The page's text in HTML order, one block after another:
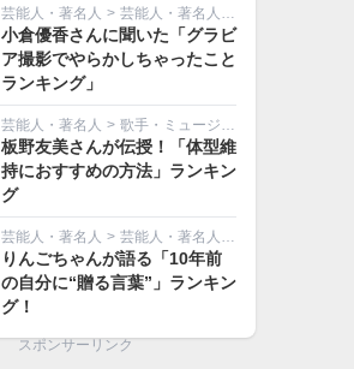
芸能人・著名人 > 芸能人・著名人その他
小倉優香さんに聞いた「グラビ
ア撮影でやらかしちゃったこと
ランキング」
芸能人・著名人 > 歌手・ミュージシャン
板野友美さんが伝授！「体型維
持におすすめの方法」ランキン
グ
芸能人・著名人 > 芸能人・著名人その他
りんごちゃんが語る「10年前
の自分に“贈る言葉”」ランキン
グ！
スポンサーリンク